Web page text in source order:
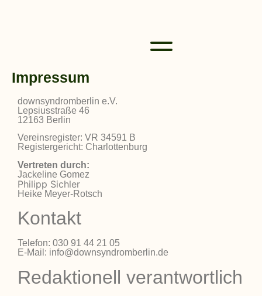
Impressum
downsyndromberlin e.V.
Lepsiusstraße 46
12163 Berlin
Vereinsregister: VR 34591 B
Registergericht: Charlottenburg
Vertreten durch:
Jackeline Gomez
Philipp Sichler
Heike Meyer-Rotsch
Kontakt
Telefon: 030 91 44 21 05
E-Mail: info@downsyndromberlin.de
Redaktionell verantwortlich